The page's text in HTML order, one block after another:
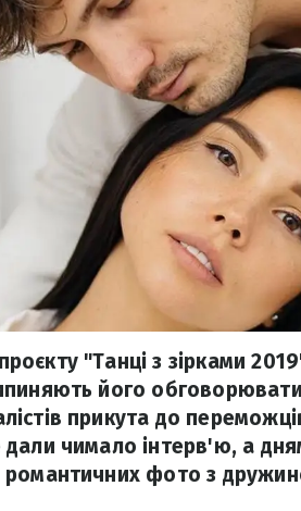
"Танці з зірками
його
прикута до
чимало інтерв'ю, а
романтичних фото з